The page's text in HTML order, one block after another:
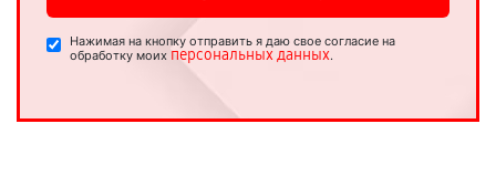
Нажимая на кнопку отправить я даю свое согласие на
обработку моих персональных данных.